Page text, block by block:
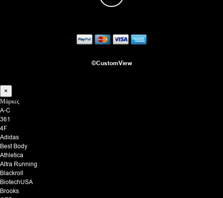
©CustomView
×
Μάρκες
A-C
361
4F
Adidas
Best Body
Athletica
Altra Running
Blackroll
BiotechUSA
Brooks